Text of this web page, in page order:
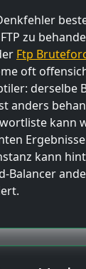
zu
Ftp
oft
derselbe
anders
kann
kann
Balancer